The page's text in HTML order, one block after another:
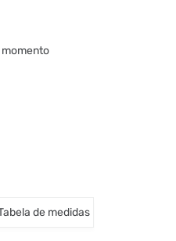
momento
de medidas